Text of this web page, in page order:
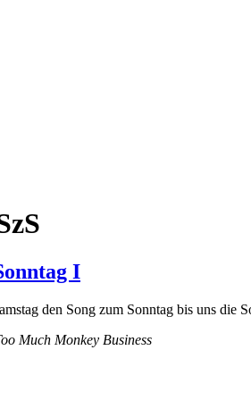
I
den Song zum Sonntag bis uns die
Much Monkey Business